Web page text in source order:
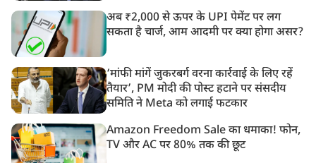
अब ₹2,000 से ऊपर के UPI पेमेंट पर लग
सकता है चार्ज, आम आदमी पर क्या होगा असर?
‘मांफी मांगें जुकरबर्ग वरना कार्रवाई के लिए रहें
तैयार’, PM मोदी की पोस्ट हटाने पर संसदीय
समिति ने Meta को लगाई फटकार
Amazon Freedom Sale का धमाका! फोन,
TV और AC पर 80% तक की छूट